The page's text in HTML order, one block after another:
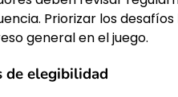
Priorizar los
general en el juego.
de elegibilidad